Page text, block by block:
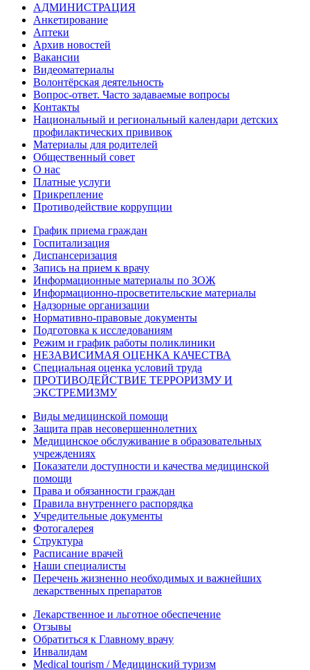
АДМИНИСТРАЦИЯ
Анкетирование
Аптеки
Архив новостей
Вакансии
Видеоматериалы
Волонтёрская деятельность
Вопрос-ответ. Часто задаваемые вопросы
Контакты
Национальный и региональный календари детских
профилактических прививок
Материалы для родителей
Общественный совет
О нас
Платные услуги
Прикрепление
Противодействие коррупции
График приема граждан
Госпитализация
Диспансеризация
Запись на прием к врачу
Информационные материалы по ЗОЖ
Информационно-просветительские материалы
Надзорные организации
Нормативно-правовые документы
Подготовка к исследованиям
Режим и график работы поликлиники
НЕЗАВИСИМАЯ ОЦЕНКА КАЧЕСТВА
Специальная оценка условий труда
ПРОТИВОДЕЙСТВИЕ ТЕРРОРИЗМУ И
ЭКСТРЕМИЗМУ
Виды медицинской помощи
Защита прав несовершеннолетних
Медицинское обслуживание в образовательных
учреждениях
Показатели доступности и качества медицинской
помощи
Права и обязанности граждан
Правила внутреннего распорядка
Учредительные документы
Фотогалерея
Структура
Расписание врачей
Наши специалисты
Перечень жизненно необходимых и важнейших
лекарственных препаратов
Лекарственное и льготное обеспечение
Отзывы
Обратиться к Главному врачу
Инвалидам
Medical tourism / Медицинский туризм